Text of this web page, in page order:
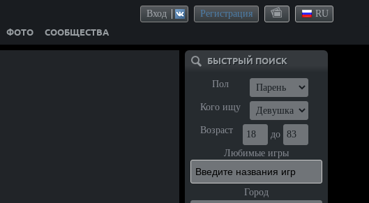
Вход Регистрация RU
ФОТО СООБЩЕСТВА
БЫСТРЫЙ ПОИСК
Пол
Кого ищу
Возраст
до
Любимые игры
Город